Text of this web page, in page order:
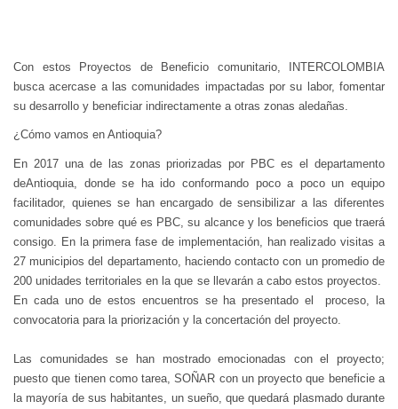
Con estos Proyectos de Beneficio comunitario, INTERCOLOMBIA
busca acercase a las comunidades impactadas por su labor, fomentar
su desarrollo y beneficiar indirectamente a otras zonas aledañas.
¿Cómo vamos en Antioquia?
En 2017 una de las zonas priorizadas por PBC es el departamento
deAntioquia, donde se ha ido conformando poco a poco un equipo
facilitador, quienes se han encargado de sensibilizar a las diferentes
comunidades sobre qué es PBC, su alcance y los beneficios que traerá
consigo. En la primera fase de implementación, han realizado visitas a
27 municipios del departamento, haciendo contacto con un promedio de
200 unidades territoriales en la que se llevarán a cabo estos proyectos.
En cada uno de estos encuentros se ha presentado el proceso, la
convocatoria para la priorización y la concertación del proyecto.
Las comunidades se han mostrado emocionadas con el proyecto;
puesto que tienen como tarea, SOÑAR con un proyecto que beneficie a
la mayoría de sus habitantes, un sueño, que quedará plasmado durante